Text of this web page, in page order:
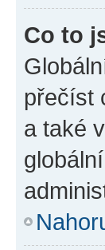
Co to
přečíst
a také